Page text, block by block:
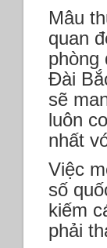
Mâu
quan
phòng
Đài
sẽ
luôn
nhất
Việc
số
kiếm
phải